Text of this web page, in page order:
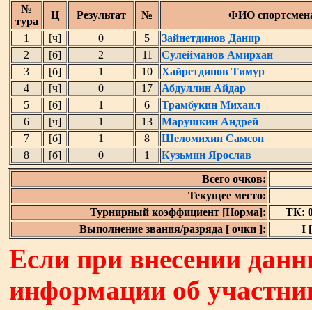
№
тура
Ц Результат №
ФИО
1
[ч] 0 5
Зайнетдинов Данир
2
[б] 2 11
Сулейманов Амирхан
3
[б] 1 10
Хайретдинов Тимур
4
[ч] 0 17
Абдуллин Айдар
5
[б] 1 6
Трамбукин Михаил
6
[ч] 1 13
Марушкин Андрей
7
[б] 1 8
Шеломихин Самсон
8
[б] 0 1
Кузьмин Ярослав
Всего очков:
Текущее место:
Турнирный коэффициент [Норма]:
ТК:
Выполнение звания/разряда [ очки ]:
I
Если при внесении
информации об